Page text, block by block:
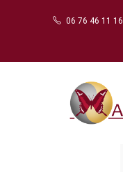
06 76 46 11 16